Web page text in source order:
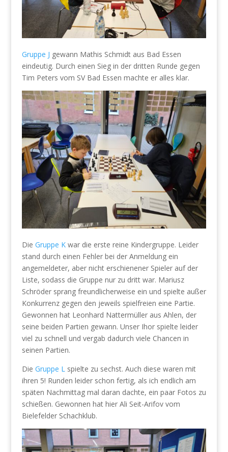
Gruppe J gewann Mathis Schmidt aus Bad Essen
eindeutig. Durch einen Sieg in der dritten Runde gegen
Tim Peters vom SV Bad Essen machte er alles klar.
Die Gruppe Kwar die erste reine Kindergruppe. Leider
stand durch einen Fehler bei der Anmeldung ein
angemeldeter, aber nicht erschienener Spieler auf der
Liste, sodass die Gruppe nur zu dritt war. Mariusz
Schröder sprang freundlicherweise ein und spielte außer
Konkurrenz gegen den jeweils spielfreien eine Partie.
Gewonnen hat Leonhard Nattermüller aus Ahlen, der
seine beiden Partien gewann. Unser Ihor spielte leider
viel zu schnell und vergab dadurch viele Chancen in
seinen Partien.
Die Gruppe Lspielte zu sechst. Auch diese waren mit
ihren 5! Runden leider schon fertig, als ich endlich am
späten Nachmittag mal daran dachte, ein paar Fotos zu
schießen. Gewonnen hat hier Ali Seit-Arifov vom
Bielefelder Schachklub.